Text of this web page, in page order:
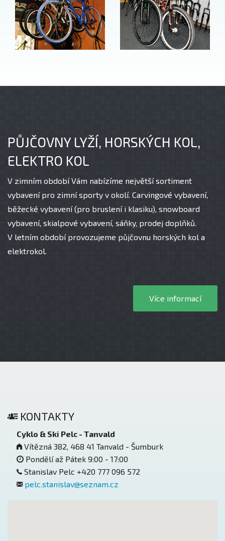
PŮJČOVNY LYŽÍ, HORSKÝCH KOL,
ELEKTRO KOL
V zimním období Vám nabízíme největší sortiment
vybavení pro zimní sporty v okolí. Carvingové vybavení,
běžecké vybavení (pro bruslení i klasiku), snowboard
vybavení, skialpové vybavení, sáňky, prodej doplňků.
V letním období provozujeme půjčovnu horských kol a
elektrokol.
Více informací
KONTAKTY
Cyklo & Ski Pelc - Tanvald
Vítězná 382, 468 41 Tanvald - Šumburk
Pondělí až Pátek 9:00 - 17:00
Stanislav Pelc +420 777 096 572
pelc.stanislav@seznam.cz